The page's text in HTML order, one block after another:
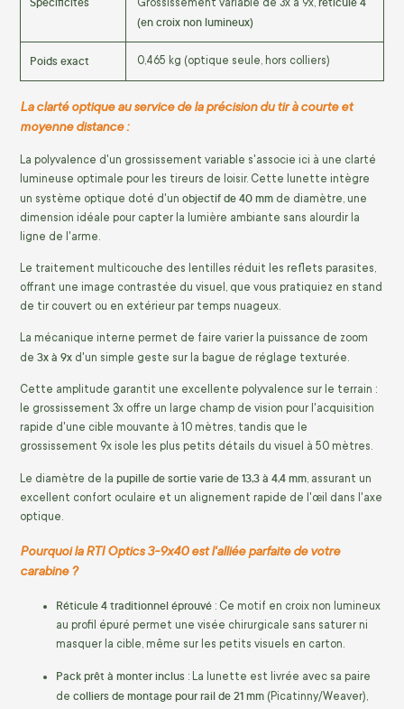
Grossissement variable de 3x à 9x,
(en croix non lumineux)
Poids exact 0,465 kg (optique seule, hors colliers)
La clarté optique au service de la précision du tir à courte et
moyenne distance :
La polyvalence d'un grossissement variable s'associe ici à une clarté
lumineuse optimale pour les tireurs de loisir. Cette lunette intègre
un système optique doté d'un objectif de 40 mm de diamètre, une
dimension idéale pour capter la lumière ambiante sans alourdir la
ligne de l'arme.
Le traitement multicouche des lentilles réduit les reflets parasites,
offrant une image contrastée du visuel, que vous pratiquiez en stand
de tir couvert ou en extérieur par temps nuageux.
La mécanique interne permet de faire varier la puissance de zoom
de 3x à 9x d'un simple geste sur la bague de réglage texturée.
Cette amplitude garantit une excellente polyvalence sur le terrain :
le grossissement 3x offre un large champ de vision pour l'acquisition
rapide d'une cible mouvante à 10 mètres, tandis que le
grossissement 9x isole les plus petits détails du visuel à 50 mètres.
Le diamètre de la pupille de sortie varie de 13,3 à 4,4 mm, assurant un
excellent confort oculaire et un alignement rapide de l'œil dans l'axe
optique.
Pourquoi la RTI Optics 3-9x40 est l'alliée parfaite de votre
carabine ?
Réticule 4 traditionnel éprouvé : Ce motif en croix non lumineux
au profil épuré permet une visée chirurgicale sans saturer ni
masquer la cible, même sur les petits visuels en carton.
Pack prêt à monter inclus : La lunette est livrée avec sa paire
de colliers de montage pour rail de 21 mm (Picatinny/Weaver),